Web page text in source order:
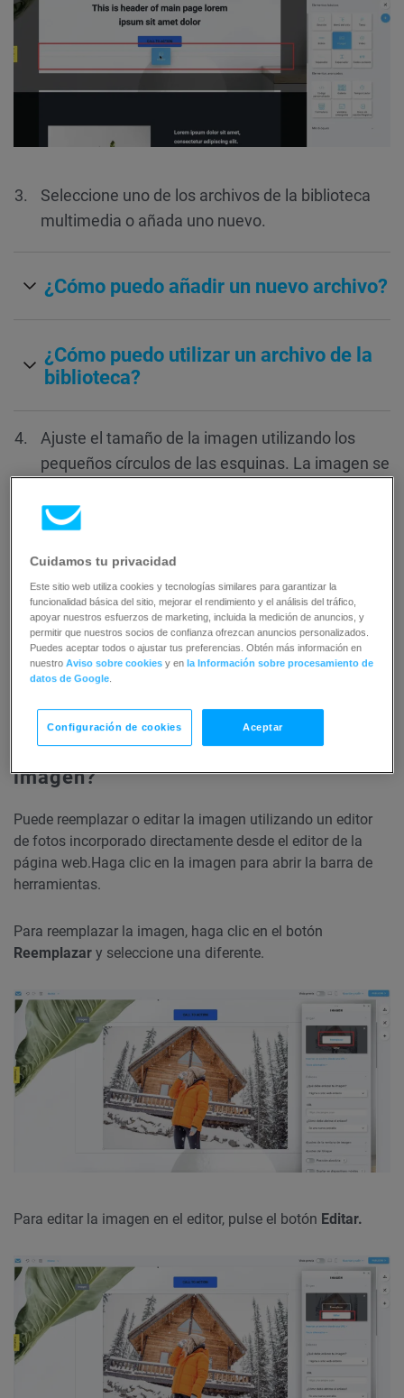
Seleccione uno de los archivos de la biblioteca
multimedia o añada uno nuevo.
¿Cómo puedo añadir un nuevo archivo?
¿Cómo puedo utilizar un archivo de la
biblioteca?
Ajuste el tamaño de la imagen utilizando los
pequeños círculos de las esquinas. La imagen se
¿Cómo puedo reemplazar o editar una
imagen?
Puede reemplazar o editar la imagen utilizando un editor
de fotos incorporado directamente desde el editor de la
página web.Haga clic en la imagen para abrir la barra de
herramientas.
Para reemplazar la imagen, haga clic en el botón
Reemplazar y seleccione una diferente.
Para editar la imagen en el editor, pulse el botón Editar.
Cuidamos tu privacidad
Este sitio web utiliza cookies y tecnologías similares para garantizar la
funcionalidad básica del sitio, mejorar el rendimiento y el análisis del tráfico,
apoyar nuestros esfuerzos de marketing, incluida la medición de anuncios, y
permitir que nuestros socios de confianza ofrezcan anuncios personalizados.
Puedes aceptar todos o ajustar tus preferencias. Obtén más información en
nuestroAviso sobre cookies y en la Información sobre procesamiento de
datos de Google.
Configuración de cookies Aceptar